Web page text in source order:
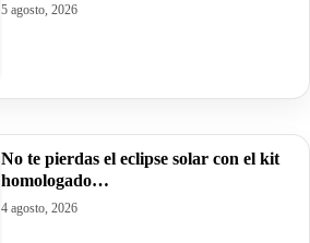
5 agosto, 2026
No te pierdas el eclipse solar con el kit
homologado…
4 agosto, 2026